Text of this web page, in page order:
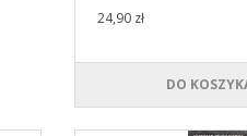
24,90 zł
DO